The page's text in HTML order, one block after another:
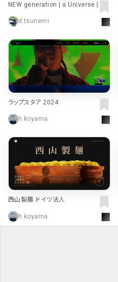
NEW generation | α Universe | デ
ジタル一眼カメラα（アルファ） | ソニ
ー
d.tsunemi
ラップスタア 2024
h.koyama
西山製麺 ドイツ法人
h.koyama